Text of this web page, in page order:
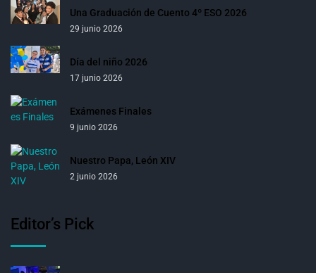
Una Graduación de Cuento 4º ESO 2026
29 junio 2026
Día del niño 2026
17 junio 2026
Exámenes Finales
9 junio 2026
Nuestro Papa, León XIV
2 junio 2026
Editor’s Pick